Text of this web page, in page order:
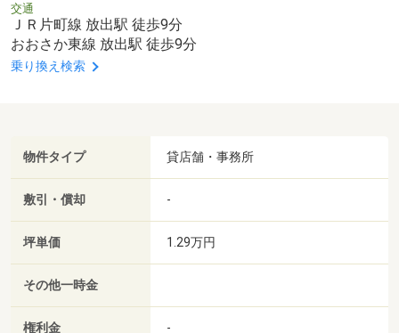
交通
ＪＲ片町線 放出駅 徒歩9分
おおさか東線 放出駅 徒歩9分
乗り換え検索
物件タイプ 貸店舗・事務所
敷引・償却 -
坪単価 1.29万円
その他一時金
権利金 -